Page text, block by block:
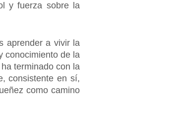
y fuerza sobre la
aprender a vivir la
conocimiento de la
terminado con la
consistente en sí,
como camino